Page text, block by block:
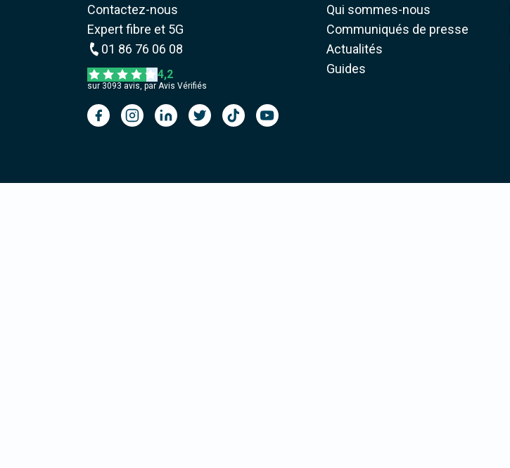
Contactez-nous
Expert fibre et 5G
01 86 76 06 08
4,2
sur 3093 avis, par Avis Vérifiés
Qui sommes-nous
Communiqués de presse
Actualités
Guides